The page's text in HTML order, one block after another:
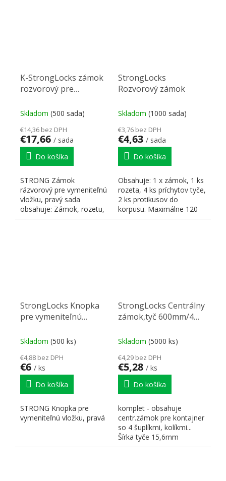
K-StrongLocks zámok
rozvorový pre
tyčami 1200 mm, pravý
Skladom (500 sada)
€14,36 bez DPH
€17,66 / sada
Do košíka
STRONG Zámok
rázvorový pre vymeniteľnú
vložku, pravý sada
obsahuje: Zámok, rozetu,
4 x držiak tyče, 2 x
StrongLocks
Rozvorový zámok
Skladom (1000 sada)
€3,76 bez DPH
€4,63 / sada
Do košíka
Obsahuje: 1 x zámok, 1 ks
rozeta, 4 ks príchytov tyče,
2 ks protikusov do
korpusu. Maximálne 120
možných kombinácií -...
StrongLocks Knopka
pre vymeniteľnú
Skladom (500 ks)
€4,88 bez DPH
€6 / ks
Do košíka
STRONG Knopka pre
vymeniteľnú vložku, pravá
StrongLocks Centrálny
zámok,tyč 600mm/4
Skladom (5000 ks)
€4,29 bez DPH
€5,28 / ks
Do košíka
komplet - obsahuje
centr.zámok pre kontajner
so 4 šuplíkmi, kolíkmi...
Šírka tyče 15,6mm
Maximálne 120 možných...